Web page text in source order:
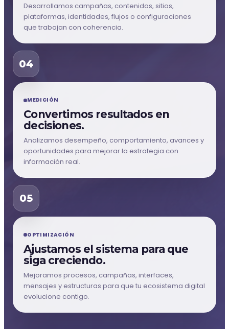
Desarrollamos campañas, contenidos, sitios,
plataformas, identidades, flujos o configuraciones
que trabajan con coherencia.
04
MEDICIÓN
Convertimos resultados en
decisiones.
Analizamos desempeño, comportamiento, avances y
oportunidades para mejorar la estrategia con
información real.
05
OPTIMIZACIÓN
Ajustamos el sistema para que
siga creciendo.
Mejoramos procesos, campañas, interfaces,
mensajes y estructuras para que tu ecosistema digital
evolucione contigo.